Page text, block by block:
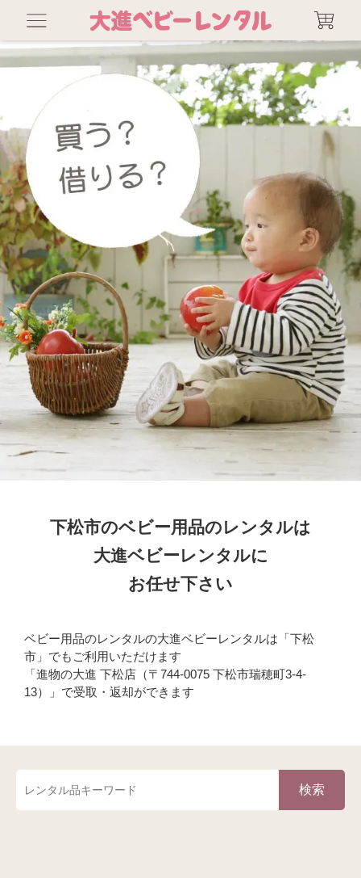
下松市のベビー用品のレンタルは
大進ベビーレンタルに
お任せ下さい
ベビー用品のレンタルの大進ベビーレンタルは「下松
市」でもご利用いただけます
「進物の大進 下松店（〒744-0075 下松市瑞穂町3-4-
13）」で受取・返却ができます
検索